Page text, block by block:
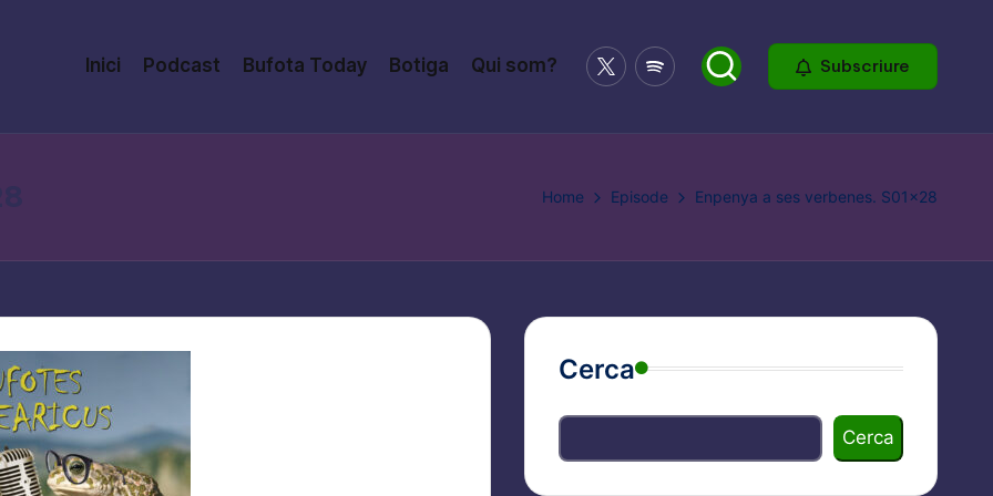
Inici Podcast Bufota Today Botiga Qui som? X Spotify Subscriure
Home Episode Enpenya a ses verbenes. S01x28
Cerca
Cerca